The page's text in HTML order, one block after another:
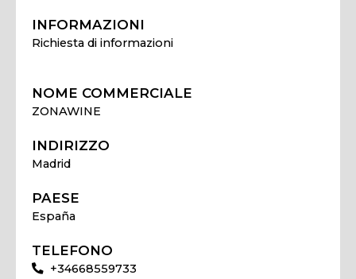
INFORMAZIONI
Richiesta di informazioni
NOME COMMERCIALE
ZONAWINE
INDIRIZZO
Madrid
PAESE
España
TELEFONO
+34668559733